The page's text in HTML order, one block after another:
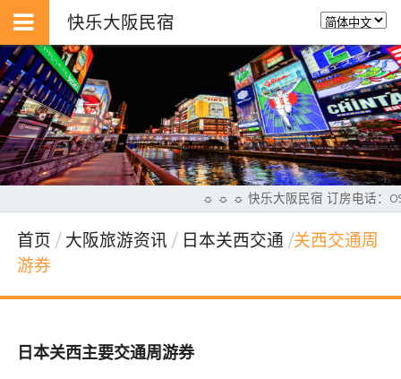
快乐大阪民宿
☼ ☼ ☼ 快乐大阪民宿 订房电话：
首页 大阪旅游资讯 日本关西交通 关西交通周
游券
日本关西主要交通周游券